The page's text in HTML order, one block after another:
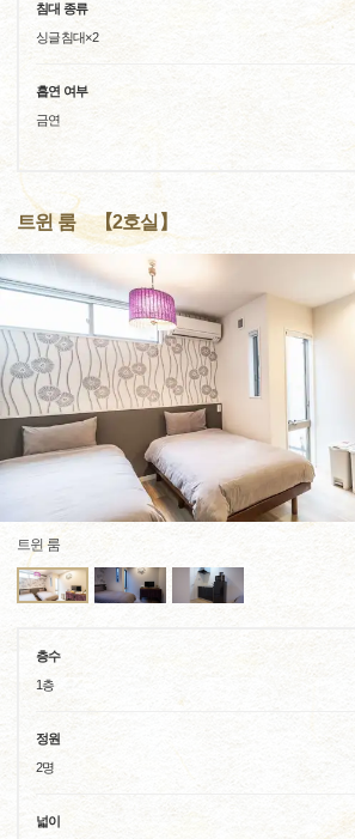
침대 종류
싱글침대×2
흡연 여부
금연
트윈 룸 【2호실】
트윈 룸
층수
1층
정원
2명
넓이